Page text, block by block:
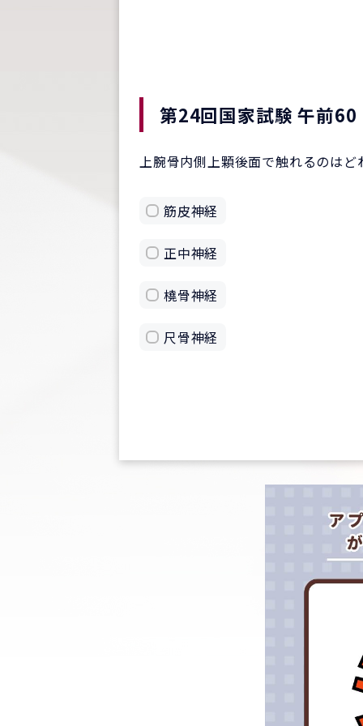
第24回国家試験 午前60
上腕骨内側上顆後面で触れるのはど
筋皮神経
正中神経
橈骨神経
尺骨神経